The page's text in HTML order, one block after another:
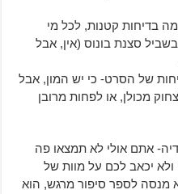
בדיחות קטנות, לכל מי
סצנת בונוס (אין, אבל
של הסרט- כי יש המון, אבל
מכולן, או לפחות מרובן
אתם אולי לא תמצאו פה
יכאב לכם על מוות של
מנסה לספר סיפור מרגש, הוא